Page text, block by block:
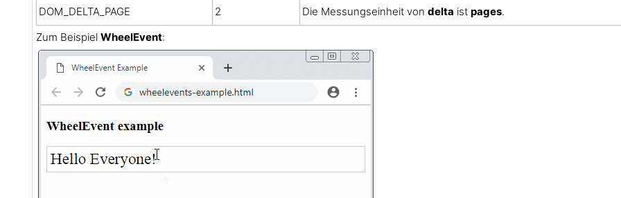
DOM_DELTA_PAGE 2 Die Messungseinheit von delta ist pages.
Zum Beispiel WheelEvent: